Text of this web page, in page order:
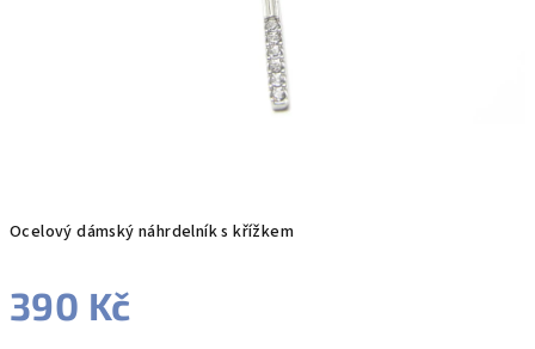
Ocelový dámský náhrdelník s křížkem
390 Kč